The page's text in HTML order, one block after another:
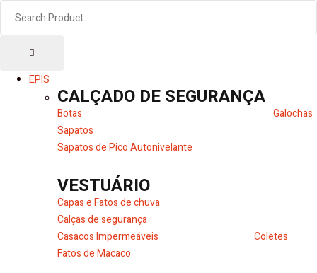
EPIS
CALÇADO DE SEGURANÇA
Botas
Galochas
Sapatos
Sapatos de Pico Autonivelante
VESTUÁRIO
Capas e Fatos de chuva
Calças de segurança
Casacos Impermeáveis
Coletes
Fatos de Macaco